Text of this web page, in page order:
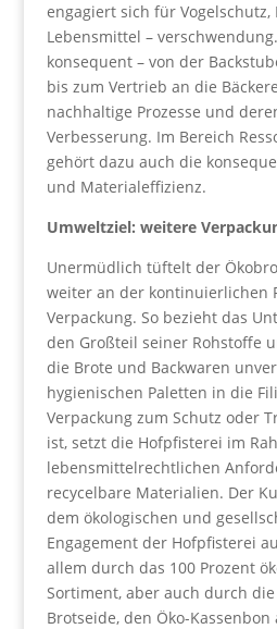
engagiert sich für Vogelschutz,
Lebensmittel –
konsequent – von der
bis zum Vertrieb an die
nachhaltige Prozesse und
Verbesserung. Im Bereich
gehört dazu auch die
und Materialeffizienz.
Umweltziel: weitere
Unermüdlich tüftelt der
weiter an der kontinuierlichen
Verpackung. So bezieht das
den Großteil seiner Rohstoffe
die Brote und Backwaren
hygienischen Paletten in die
Verpackung zum Schutz oder
ist, setzt die Hofpfisterei im
lebensmittelrechtlichen
recycelbare Materialien. Der
dem ökologischen und
Engagement der Hofpfisterei
allem durch das 100 Prozent
Sortiment, aber auch durch
Brotseide, den Öko-